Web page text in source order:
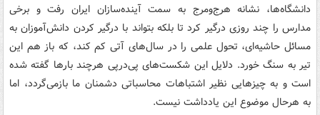
دانشگاه‌ها، نشانه هرج‌ومرج به سمت آینده‌سازان ایران رفت و برخی
مدارس را چند روزی درگیر کرد تا بلکه بتواند با درگیر کردن دانش‌آموزان به
مسائل حاشیه‌ای، تحول علمی را در سال‌های آتی کم کند، که باز هم این
تیر به سنگ خورد. دلایل این شکست‌های پی‌درپی هرچند بارها گفته شده
است و به چیزهایی نظیر اشتباهات محاسباتی دشمنان ما بازمی‌گردد، اما
به هرحال موضوع این یادداشت نیست.